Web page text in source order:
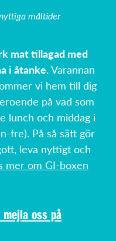
måltider
mat tillagad med
i åtanke.Varannan
vi hem till dig
på vad som
lunch och middag i
fre). På så sätt gör
leva nyttigt och
mer om GI-boxen
oss på